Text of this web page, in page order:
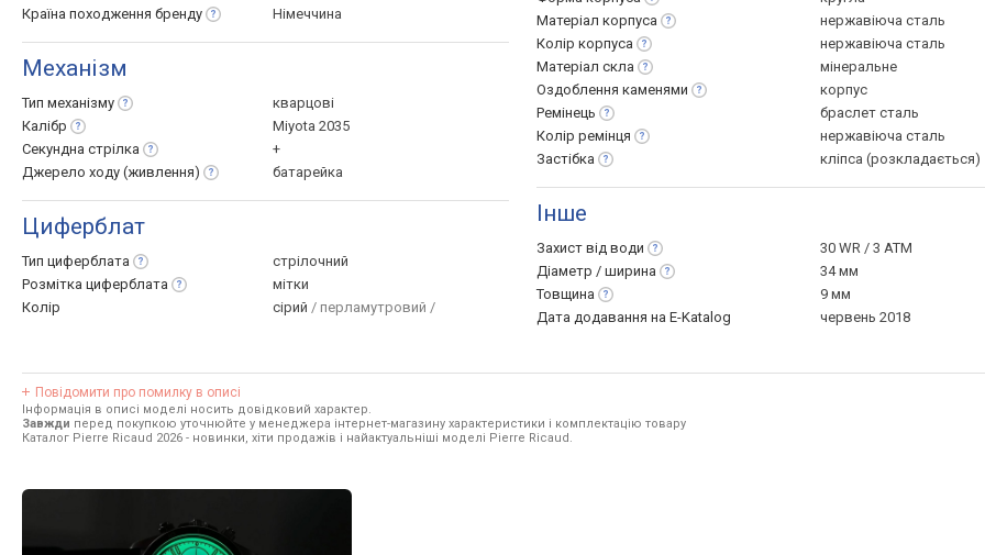
Країна походження бренду Німеччина
Механізм
Тип механізму
кварцові
Калібр
Miyota 2035
Секундна стрілка
+
Джерело ходу (живлення) батарейка
Циферблат
Тип циферблата
стрілочний
Розмітка циферблата
мітки
Колір
сірий / перламутровий /
Матеріал корпуса
нержавіюча сталь
Колір корпуса
нержавіюча сталь
Матеріал скла
мінеральне
Оздоблення каменями
корпус
Ремінець
браслет сталь
Колір ремінця
нержавіюча сталь
Застібка
кліпса (розкладається)
Інше
Захист від води
30 WR / 3 ATM
Діаметр / ширина
34 мм
Товщина
9 мм
Дата додавання на E-Katalog
червень 2018
Повідомити про помилку в описі
Інформація в описі моделі носить довідковий характер.
Завжди перед покупкою уточнюйте у менеджера інтернет-магазину характеристики і комплектацію товару
Каталог Pierre Ricaud 2026 - новинки, хіти продажів і найактуальніші моделі Pierre Ricaud.